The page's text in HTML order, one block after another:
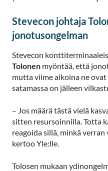
Stevecon johtaja
jonotusongelman
Stevecon
Tolonen myöntää, että
mutta viime aikoina ne
satamassa on jälleen
– Jos määrä tästä vielä
sitten resursoinnilla. Totta
reagoida sillä, minkä verran
kertoo Yle:lle.
Tolosen mukaan